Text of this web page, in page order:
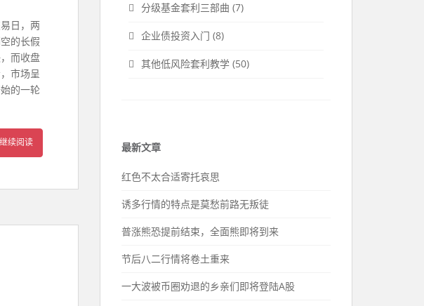
日，两
的长假
而收盘
市场呈
的一轮
继续阅读
分级基金套利三部曲 (7)
企业债投资入门 (8)
其他低风险套利教学 (50)
最新文章
红色不太合适寄托哀思
诱多行情的特点是莫愁前路无叛徒
普涨熊恐提前结束，全面熊即将到来
节后八二行情将卷土重来
一大波被币圈劝退的乡亲们即将登陆A股